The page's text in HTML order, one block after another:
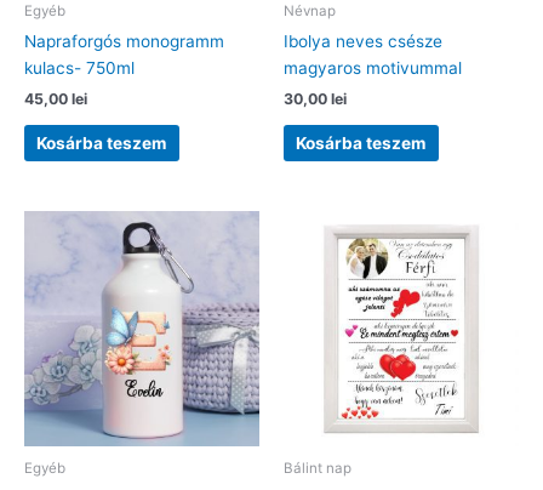
Egyéb
Napraforgós monogramm
kulacs- 750ml
45,00 lei
Kosárba teszem
Névnap
Ibolya neves csésze
magyaros motivummal
30,00 lei
Kosárba teszem
Egyéb Bálint nap